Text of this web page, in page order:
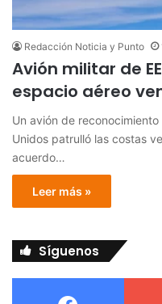
Redacción Noticia y Punto
Avión militar de
espacio aéreo
Un avión de
Unidos patrulló las costas
acuerdo…
Leer más »
Síguenos